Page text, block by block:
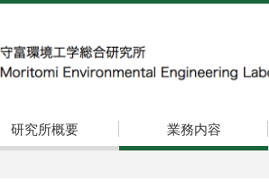
研究所概要 業務内容